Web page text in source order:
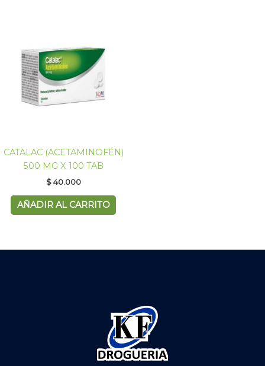
CATALAC (ACETAMINOFÉN)
500 MG X 100 TAB
$40.000
AÑADIR AL CARRITO